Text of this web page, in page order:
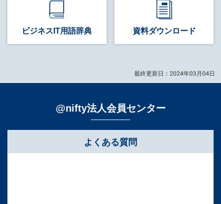
ビジネスIT用語辞典 資料ダウンロード
最終更新日：2024年03月04日
@nifty法人会員センター
よくある質問